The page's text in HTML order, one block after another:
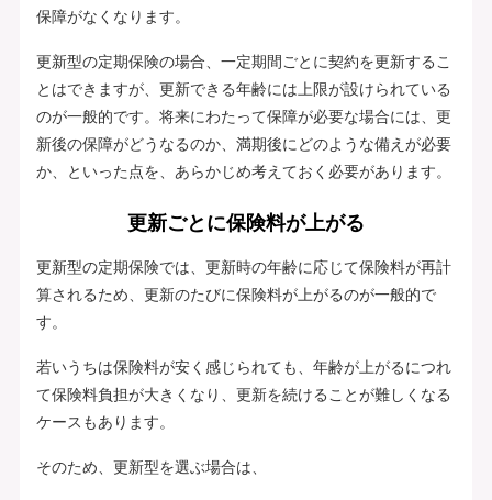
保障がなくなります。
更新型の定期保険の場合、一定期間ごとに契約を更新するこ
とはできますが、更新できる年齢には上限が設けられている
のが一般的です。将来にわたって保障が必要な場合には、更
新後の保障がどうなるのか、満期後にどのような備えが必要
か、といった点を、あらかじめ考えておく必要があります。
更新ごとに保険料が上がる
更新型の定期保険では、更新時の年齢に応じて保険料が再計
算されるため、更新のたびに保険料が上がるのが一般的で
す。
若いうちは保険料が安く感じられても、年齢が上がるにつれ
て保険料負担が大きくなり、更新を続けることが難しくなる
ケースもあります。
そのため、更新型を選ぶ場合は、